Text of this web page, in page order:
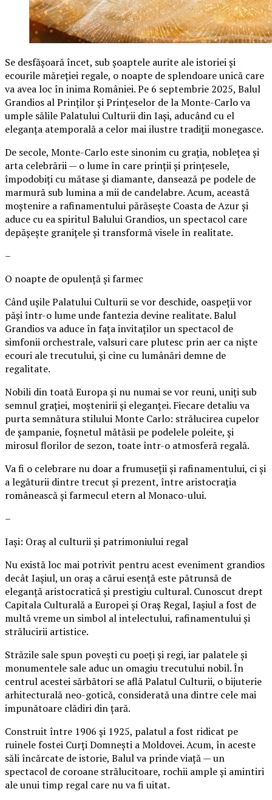
Se desfășoară încet, sub șoaptele aurite ale istoriei și
ecourile măreției regale, o noapte de splendoare unică care
va avea loc în inima României. Pe 6 septembrie 2025, Balul
Grandios al Prinților și Prințeselor de la Monte-Carlo va
umple sălile Palatului Culturii din Iași, aducând cu el
eleganța atemporală a celor mai ilustre tradiții monegasce.
De secole, Monte-Carlo este sinonim cu grația, noblețea și
arta celebrării — o lume în care prinții și prințesele,
împodobiți cu mătase și diamante, dansează pe podele de
marmură sub lumina a mii de candelabre. Acum, această
moștenire a rafinamentului părăsește Coasta de Azur și
aduce cu ea spiritul Balului Grandios, un spectacol care
depășește granițele și transformă visele în realitate.
–
O noapte de opulență și farmec
Când ușile Palatului Culturii se vor deschide, oaspeții vor
păși într-o lume unde fantezia devine realitate. Balul
Grandios va aduce în fața invitaților un spectacol de
simfonii orchestrale, valsuri care plutesc prin aer ca niște
ecouri ale trecutului, și cine cu lumânări demne de
regalitate.
Nobili din toată Europa și nu numai se vor reuni, uniți sub
semnul grației, moștenirii și eleganței. Fiecare detaliu va
purta semnătura stilului Monte Carlo: strălucirea cupelor
de șampanie, foșnetul mătăsii pe podelele poleite, și
mirosul florilor de sezon, toate într-o atmosferă regală.
Va fi o celebrare nu doar a frumuseții și rafinamentului, ci și
a legăturii dintre trecut și prezent, între aristocrația
românească și farmecul etern al Monaco-ului.
–
Iași: Oraș al culturii și patrimoniului regal
Nu există loc mai potrivit pentru acest eveniment grandios
decât Iașiul, un oraș a cărui esență este pătrunsă de
eleganță aristocratică și prestigiu cultural. Cunoscut drept
Capitala Culturală a Europei și Oraș Regal, Iașiul a fost de
multă vreme un simbol al intelectului, rafinamentului și
strălucirii artistice.
Străzile sale spun povești cu poeți și regi, iar palatele și
monumentele sale aduc un omagiu trecutului nobil. În
centrul acestei sărbători se află Palatul Culturii, o bijuterie
arhitecturală neo-gotică, considerată una dintre cele mai
impunătoare clădiri din țară.
Construit între 1906 și 1925, palatul a fost ridicat pe
ruinele fostei Curți Domnești a Moldovei. Acum, în aceste
săli încărcate de istorie, Balul va prinde viață — un
spectacol de coroane strălucitoare, rochii ample și amintiri
ale unui timp regal care nu va fi uitat.